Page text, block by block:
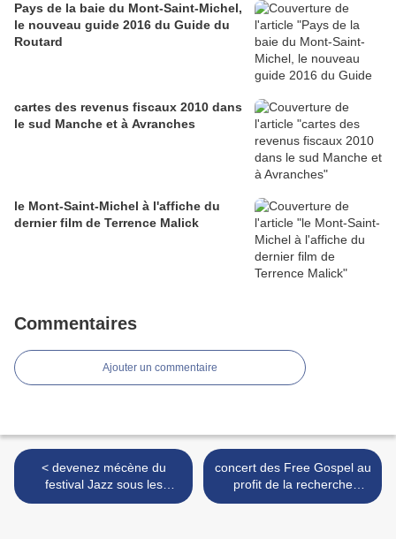
Pays de la baie du Mont-Saint-Michel,
le nouveau guide 2016 du Guide du
Routard
cartes des revenus fiscaux 2010 dans
le sud Manche et à Avranches
le Mont-Saint-Michel à l'affiche du
dernier film de Terrence Malick
Commentaires
Ajouter un commentaire
< devenez mécène du
festival Jazz sous les
pommiers !
concert des Free Gospel au
profit de la recherche
contre la maladie